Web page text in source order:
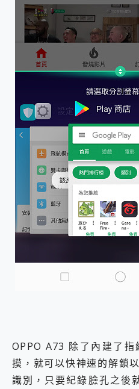
OPPO A73 除了內建了
摸，就可以快神速的解鎖
識別，只要紀錄臉孔之後